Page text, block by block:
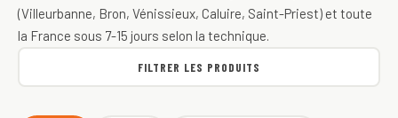
(Villeurbanne, Bron, Vénissieux, Caluire, Saint-Priest) et toute
la France sous 7-15 jours selon la technique.
FILTRER LES PRODUITS